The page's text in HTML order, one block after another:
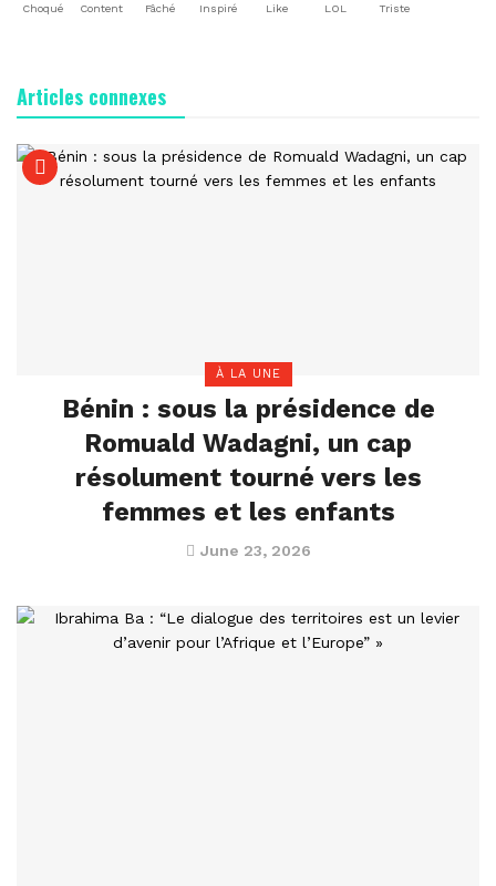
Choqué Content Fâché Inspiré Like LOL Triste
Articles connexes
À LA UNE
Bénin : sous la présidence de
Romuald Wadagni, un cap
résolument tourné vers les
femmes et les enfants
June 23, 2026